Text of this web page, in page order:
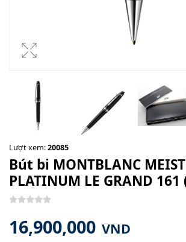
Lượt xem:20085
Bút bi MONTBLANC
PLATINUM LE GRAND 161
16,900,000 VND